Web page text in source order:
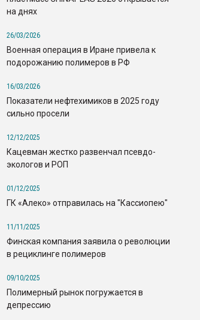
на днях
26/03/2026
Военная операция в Иране привела к
подорожанию полимеров в РФ
16/03/2026
Показатели нефтехимиков в 2025 году
сильно просели
12/12/2025
Кацевман жестко развенчал псевдо-
экологов и РОП
01/12/2025
ГК «Алеко» отправилась на "Кассиопею"
11/11/2025
Финская компания заявила о революции
в рециклинге полимеров
09/10/2025
Полимерный рынок погружается в
депрессию